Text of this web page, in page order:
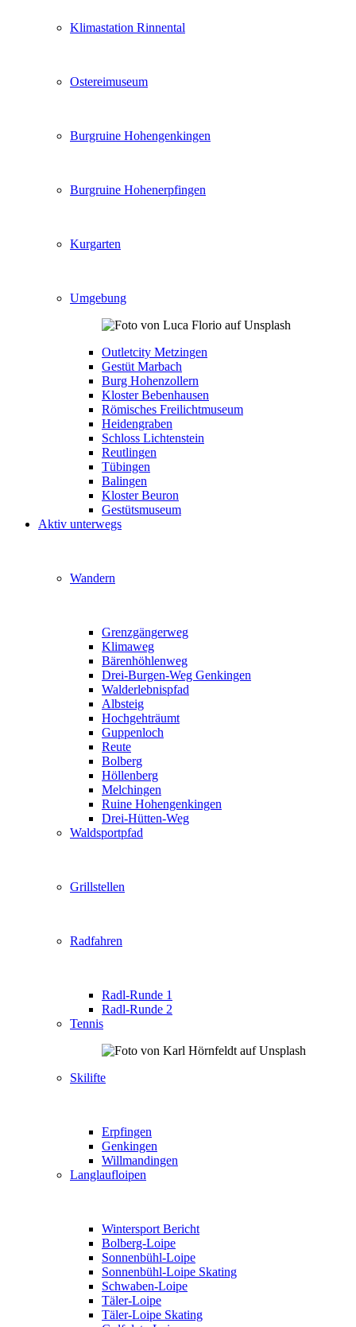
Klimastation Rinnental
Ostereimuseum
Burgruine Hohengenkingen
Burgruine Hohenerpfingen
Kurgarten
Umgebung
Outletcity Metzingen
Gestüt Marbach
Burg Hohenzollern
Kloster Bebenhausen
Römisches Freilichtmuseum
Heidengraben
Schloss Lichtenstein
Reutlingen
Tübingen
Balingen
Kloster Beuron
Gestütsmuseum
Aktiv unterwegs
Wandern
Grenzgängerweg
Klimaweg
Bärenhöhlenweg
Drei-Burgen-Weg Genkingen
Walderlebnispfad
Albsteig
Hochgehträumt
Guppenloch
Reute
Bolberg
Höllenberg
Melchingen
Ruine Hohengenkingen
Drei-Hütten-Weg
Waldsportpfad
Grillstellen
Radfahren
Radl-Runde 1
Radl-Runde 2
Tennis
Skilifte
Erpfingen
Genkingen
Willmandingen
Langlaufloipen
Wintersport Bericht
Bolberg-Loipe
Sonnenbühl-Loipe
Sonnenbühl-Loipe Skating
Schwaben-Loipe
Täler-Loipe
Täler-Loipe Skating